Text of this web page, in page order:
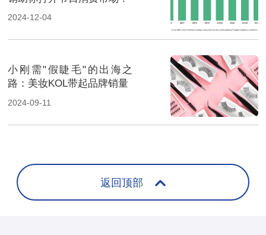
2024-12-04
小刚需"假睫毛"的出海之
路：美妆KOL带起品牌销量
2024-09-11
返回顶部